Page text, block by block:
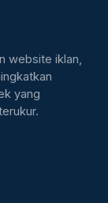
website iklan,
yang